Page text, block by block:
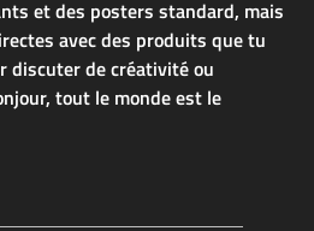
et des posters standard, mais
avec des produits que tu
discuter de créativité ou
tout le monde est le